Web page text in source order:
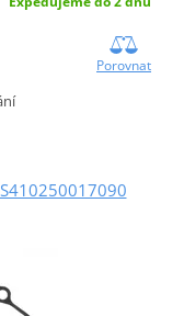
Porovnat